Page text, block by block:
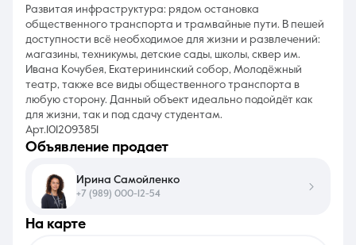
Развитая инфраструктура: рядом остановка
общественного транспорта и трамвайные пути. В пешей
доступности всё необходимое для жизни и развлечений:
магазины, техникумы, детские сады, школы, сквер им.
Ивана Кочубея, Екатерининский собор, Молодёжный
театр, также все виды общественного транспорта в
любую сторону. Данный объект идеально подойдёт как
для жизни, так и под сдачу студентам.
Арт.1012093851
на карте
объявление продает
Ирина Самойленко
+7 (989) 000-12-54